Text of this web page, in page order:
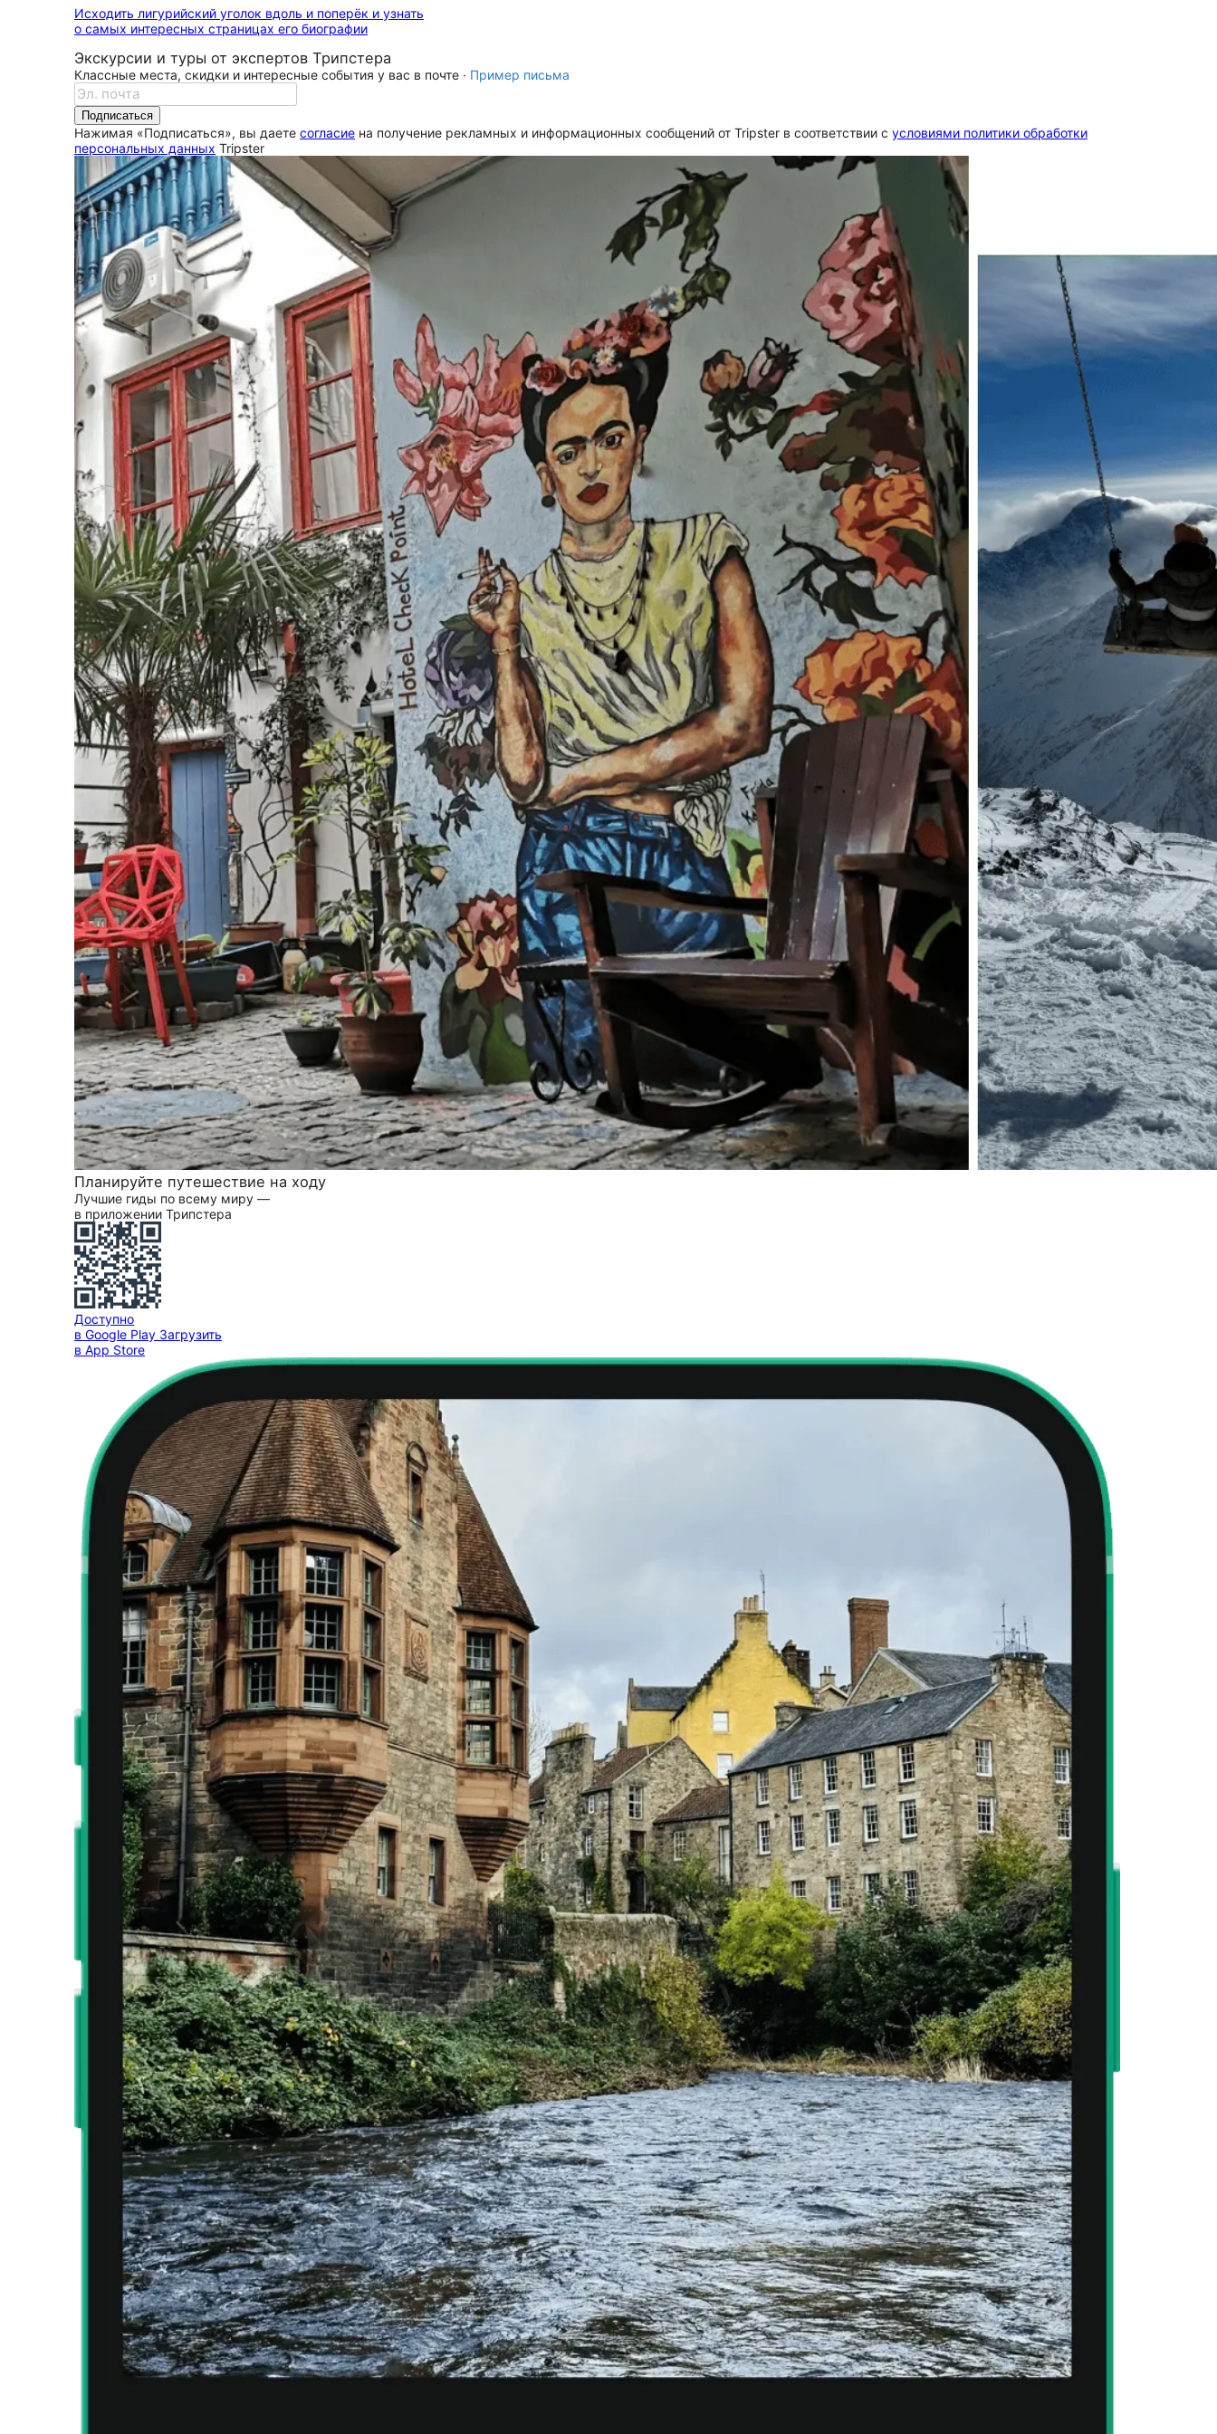
Исходить лигурийский уголок вдоль и поперёк и узнать
о самых интересных страницах его биографии
Экскурсии и туры от экспертов Трипстера
Классные места, скидки и интересные события у вас в почте · Пример письма
Подписаться
Нажимая «Подписаться», вы даете согласие на получение рекламных и информационных сообщений от Tripster в соответствии c условиями политики обработки
персональных данных Tripster
Планируйте путешествие на ходу
Лучшие гиды по всему миру —
в приложении Трипстера
Доступно
в Google Play Загрузить
в App Store